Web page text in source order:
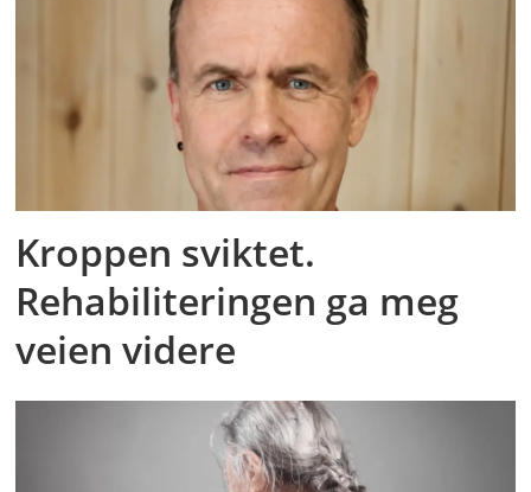
Kroppen sviktet.
Rehabiliteringen ga meg
veien videre